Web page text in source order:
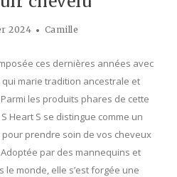
2024 Camille
ces dernières années avec
marie tradition ancestrale et
les produits phares de cette
Heart S se distingue comme un
prendre soin de vos cheveux
par des mannequins et
monde, elle s’est forgée une